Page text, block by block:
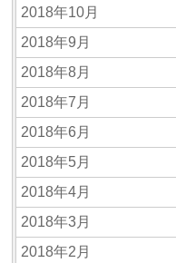
2018年10月
2018年9月
2018年8月
2018年7月
2018年6月
2018年5月
2018年4月
2018年3月
2018年2月